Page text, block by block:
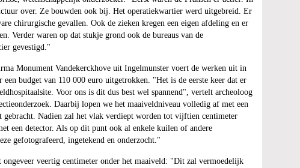
over. Ze bouwden ook bij. Het operatiekwartier werd uitgebreid. Er
chirurgische gevallen. Ook de zieken kregen een eigen afdeling en er
Verder waren op dat stukje grond ook de bureaus van de
gevestigd."
Monument Vandekerckhove uit Ingelmunster voert de werken uit in
budget van 110 000 euro uitgetrokken. "Het is de eerste keer dat er
Voor ons is dit dus best wel spannend", vertelt archeoloog
Daarbij lopen we het maaiveldniveau volledig af met een
gebracht. Nadien zal het vlak verdiept worden tot vijftien centimeter
een detector. Als op dit punt ook al enkele kuilen of andere
gefotografeerd, ingetekend en onderzocht."
ongeveer veertig centimeter onder het maaiveld: "Dit zal vermoedelijk